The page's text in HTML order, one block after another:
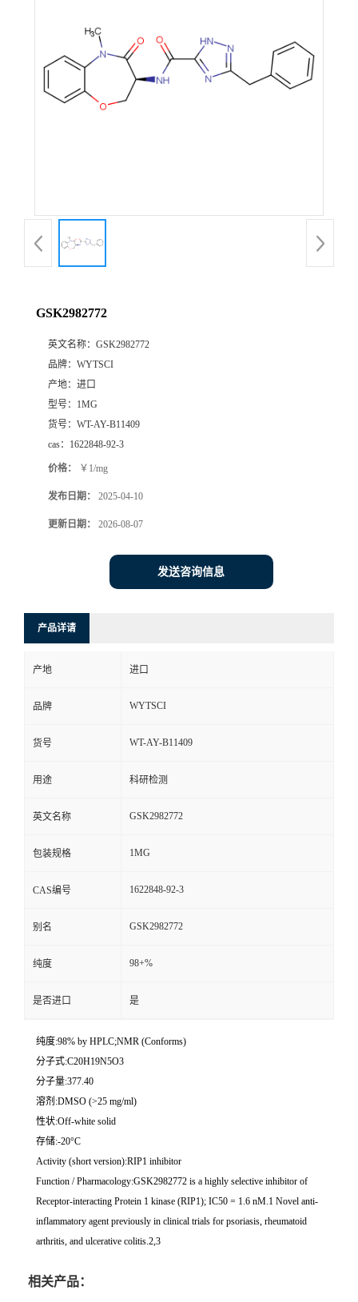
GSK2982772
英文名称： GSK2982772
品牌： WYTSCI
产地： 进口
型号： 1MG
货号： WT-AY-B11409
cas： 1622848-92-3
价格： ￥1/mg
发布日期： 2025-04-10
更新日期： 2026-08-07
发送咨询信息
产品详请
产地 进口
品牌 WYTSCI
货号 WT-AY-B11409
用途 科研检测
英文名称 GSK2982772
包装规格 1MG
CAS编号 1622848-92-3
别名 GSK2982772
纯度 98+%
是否进口 是
纯度:98% by HPLC;NMR (Conforms)
分子式:C20H19N5O3
分子量:377.40
溶剂:DMSO (>25 mg/ml)
性状:Off-white solid
存储:-20°C
Activity (short version):RIP1 inhibitor
Function / Pharmacology:GSK2982772 is a highly selective inhibitor of
Receptor-interacting Protein 1 kinase (RIP1); IC50 = 1.6 nM.1 Novel anti-
inflammatory agent previously in clinical trials for psoriasis, rheumatoid
arthritis, and ulcerative colitis.2,3
相关产品：